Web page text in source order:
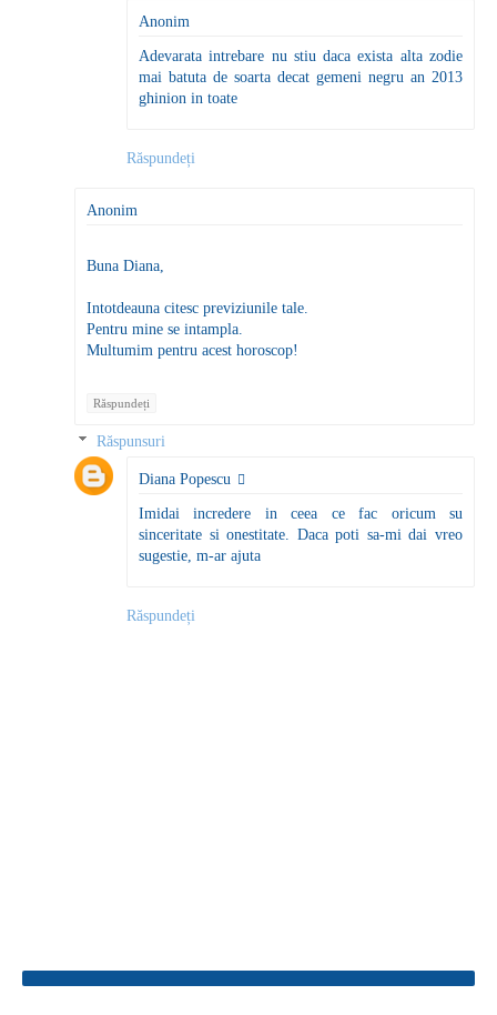
Anonim
Adevarata intrebare nu stiu daca exista alta zodie
mai batuta de soarta decat gemeni negru an 2013
ghinion in toate
Răspundeți
Anonim
Buna Diana,
Intotdeauna citesc previziunile tale.
Pentru mine se intampla.
Multumim pentru acest horoscop!
Răspundeți
Răspunsuri
Diana Popescu
Imidai incredere in ceea ce fac oricum su
sinceritate si onestitate. Daca poti sa-mi dai vreo
sugestie, m-ar ajuta
Răspundeți